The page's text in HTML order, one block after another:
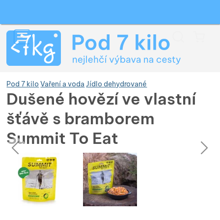
Pod 7 kilo Vaření a voda Jídlo dehydrované
Dušené hovězí ve vlastní
šťávě s bramborem
Summit To Eat
Fotografie
předchozí
následující
Fotografie
Zobrazit více
Zobrazit více
Zobrazit více
Zobrazit více
Zobrazit více
Zobrazit více
Zobrazit více
Zobrazit více
Zobrazit více
Zobrazit více
Zobrazit více